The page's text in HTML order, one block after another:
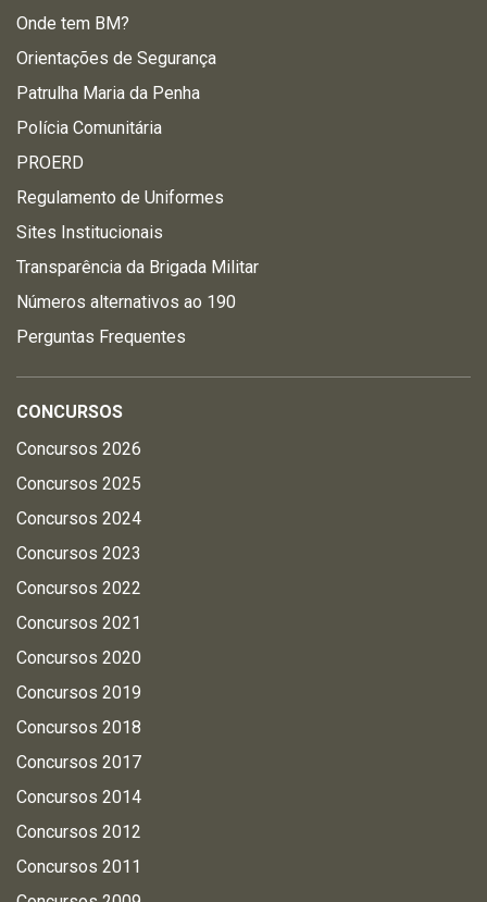
Onde tem BM?
Orientações de Segurança
Patrulha Maria da Penha
Polícia Comunitária
PROERD
Regulamento de Uniformes
Sites Institucionais
Transparência da Brigada Militar
Números alternativos ao 190
Perguntas Frequentes
CONCURSOS
Concursos 2026
Concursos 2025
Concursos 2024
Concursos 2023
Concursos 2022
Concursos 2021
Concursos 2020
Concursos 2019
Concursos 2018
Concursos 2017
Concursos 2014
Concursos 2012
Concursos 2011